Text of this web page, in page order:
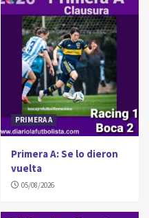
PRIMERA A
Primera A: Se lo dieron
vuelta
05/08/2026